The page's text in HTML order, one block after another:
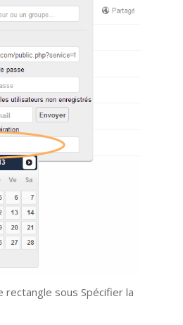
rectangle sous Spécifier la